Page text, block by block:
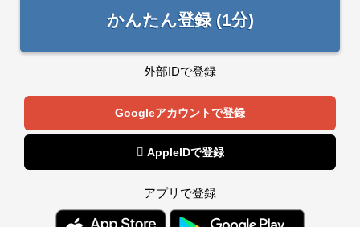
かんたん登録 (1分)
外部IDで登録
Googleアカウントで登録
 AppleIDで登録
アプリで登録